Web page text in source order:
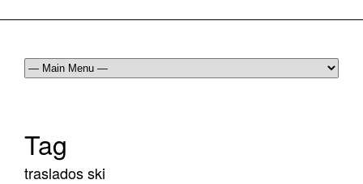
Tag
traslados ski